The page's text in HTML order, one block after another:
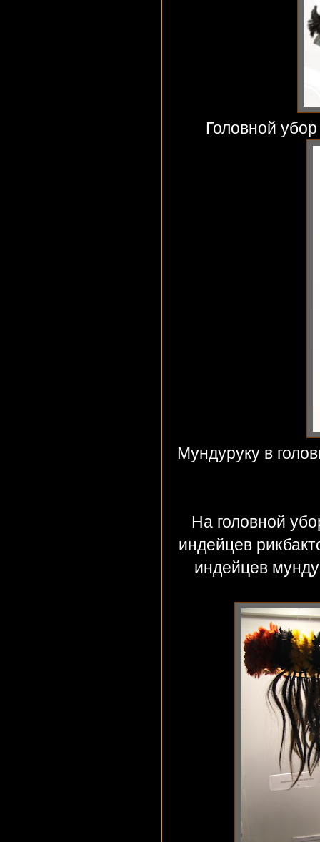
Головной
Мундуруку в
На головной
индейцев
индейцев